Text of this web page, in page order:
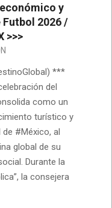
y
2026 /
>>>
***
del
como un
turístico y
#México, al
global de su
Durante la
la consejera